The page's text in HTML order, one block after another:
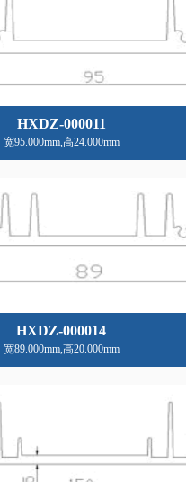
HXDZ-000011
宽95.000mm,高24.000mm
HXDZ-000014
宽89.000mm,高20.000mm